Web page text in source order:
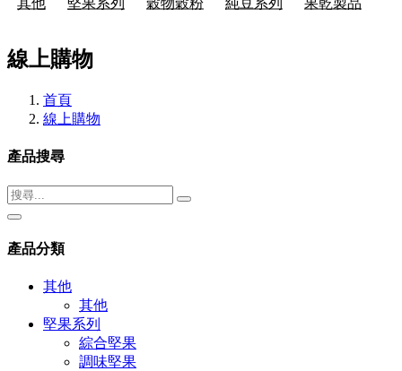
線上購物
首頁
線上購物
產品搜尋
產品分類
其他
其他
堅果系列
綜合堅果
調味堅果